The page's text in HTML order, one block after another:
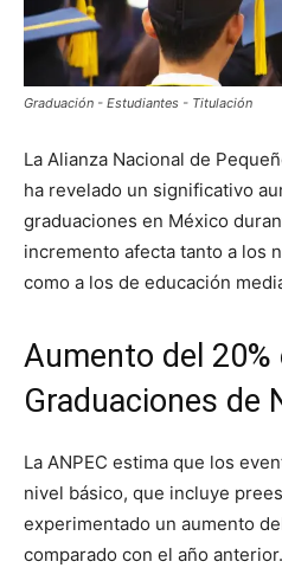
Graduación - Estudiantes - Titulación
La Alianza Nacional de
ha revelado un significativo
graduaciones en México
incremento afecta tanto a los
como a los de educación
Aumento del 20%
Graduaciones de
La ANPEC estima que los
nivel básico, que incluye
experimentado un aumento
comparado con el año